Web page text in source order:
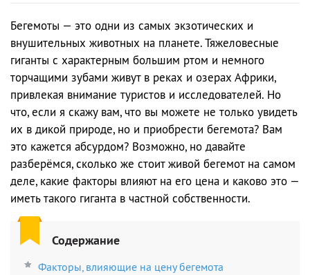
Бегемоты — это одни из самых экзотических и
внушительных животных на планете. Тяжеловесные
гиганты с характерным большим ртом и немного
торчащими зубами живут в реках и озерах Африки,
привлекая внимание туристов и исследователей. Но
что, если я скажу вам, что вы можете не только увидеть
их в дикой природе, но и приобрести бегемота? Вам
это кажется абсурдом? Возможно, но давайте
разберёмся, сколько же стоит живой бегемот на самом
деле, какие факторы влияют на его цена и каково это —
иметь такого гиганта в частной собственности.
Содержание
Факторы, влияющие на цену бегемота